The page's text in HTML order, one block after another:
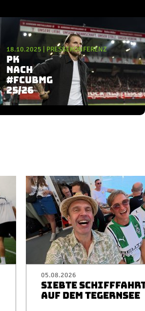
18.10.2025 PRESSEKONFERENZ
PK
NACH
#FCUBMG
25/26
05.08.2026
SIEBTE
AUF DEM TEGERNSEE